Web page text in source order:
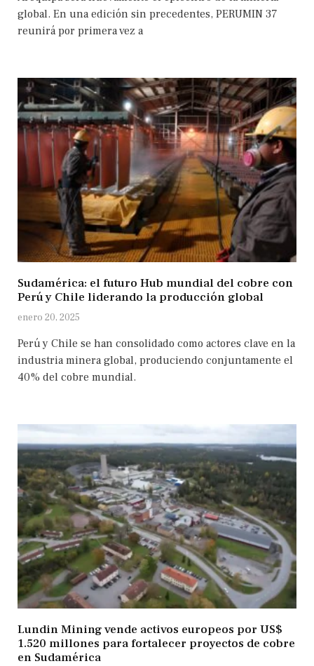
global. En una edición sin precedentes, PERUMIN 37
reunirá por primera vez a
Sudamérica: el futuro Hub mundial del cobre con
Perú y Chile liderando la producción global
enero 20, 2025
Perú y Chile se han consolidado como actores clave en la
industria minera global, produciendo conjuntamente el
40% del cobre mundial.
Lundin Mining vende activos europeos por US$
1.520 millones para fortalecer proyectos de cobre
en Sudamérica